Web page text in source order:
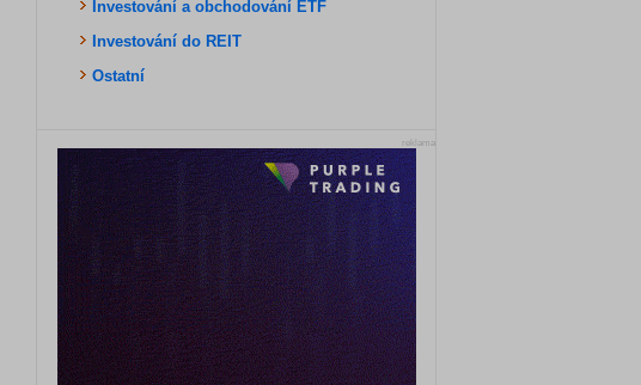
Investování a obchodování ETF
Investování do REIT
Ostatní
reklama